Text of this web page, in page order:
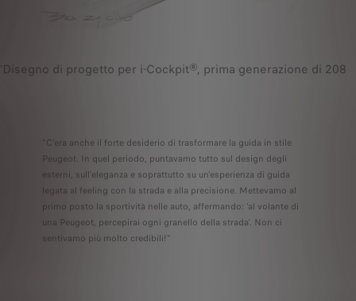
'Disegno di progetto per i-Cockpit®, prima generazione di 208
"C'era anche il forte desiderio di trasformare la guida in stile
Peugeot. In quel periodo, puntavamo tutto sul design degli
esterni, sull'eleganza e soprattutto su un'esperienza di guida
legata al feeling con la strada e alla precisione. Mettevamo al
primo posto la sportività nelle auto, affermando: 'al volante di
una Peugeot, percepirai ogni granello della strada'. Non ci
sentivamo più molto credibili!"